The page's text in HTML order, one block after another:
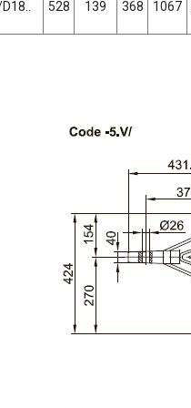
528 139 368 1067